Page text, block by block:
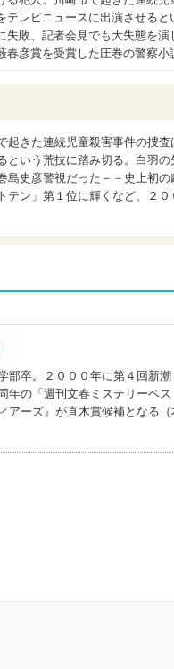
テレビニュースに出演させる
失敗、記者会見でも大失態を
春彦賞を受賞した圧巻の警察小
起きた連続児童殺害事件の捜
という荒技に踏み切る。白羽
島史彦警視だった－－史上初
テン」第１位に輝くなど、２
)
部卒。２０００年に第４回新
年の「週刊文春ミステリーベ
アーズ』が直木賞候補となる